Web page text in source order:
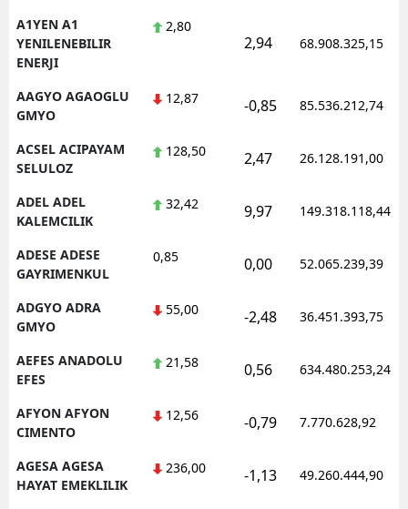
A1YEN A1
YENILENEBILIR
ENERJI
2,80
2,94 68.908.325,15
AAGYO AGAOGLU
GMYO
12,87 -0,85 85.536.212,74
ACSEL ACIPAYAM
SELULOZ
128,50 2,47 26.128.191,00
ADEL ADEL
KALEMCILIK
32,42 9,97 149.318.118,44
ADESE ADESE
GAYRIMENKUL
0,85 0,00 52.065.239,39
ADGYO ADRA
GMYO
55,00 -2,48 36.451.393,75
AEFES ANADOLU
EFES
21,58 0,56 634.480.253,24
AFYON AFYON
CIMENTO
12,56 -0,79 7.770.628,92
AGESA AGESA
HAYAT EMEKLILIK
236,00 -1,13 49.260.444,90